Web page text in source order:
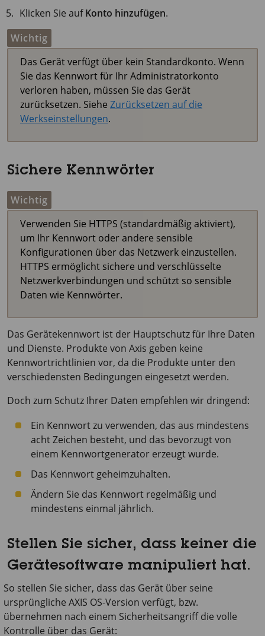
Klicken Sie aufKonto hinzufügen.
Wichtig
Das Gerät verfügt über kein Standardkonto. Wenn
Sie das Kennwort für Ihr Administratorkonto
verloren haben, müssen Sie das Gerät
zurücksetzen. Siehe Zurücksetzen auf die
Werkseinstellungen.
Sichere Kennwörter
Wichtig
Verwenden Sie HTTPS (standardmäßig aktiviert),
um Ihr Kennwort oder andere sensible
Konfigurationen über das Netzwerk einzustellen.
HTTPS ermöglicht sichere und verschlüsselte
Netzwerkverbindungen und schützt so sensible
Daten wie Kennwörter.
Das Gerätekennwort ist der Hauptschutz für Ihre Daten
und Dienste. Produkte von Axis geben keine
Kennwortrichtlinien vor, da die Produkte unter den
verschiedensten Bedingungen eingesetzt werden.
Doch zum Schutz Ihrer Daten empfehlen wir dringend:
Ein Kennwort zu verwenden, das aus mindestens
acht Zeichen besteht, und das bevorzugt von
einem Kennwortgenerator erzeugt wurde.
Das Kennwort geheimzuhalten.
Ändern Sie das Kennwort regelmäßig und
mindestens einmal jährlich.
Stellen Sie sicher, dass keiner die
Gerätesoftware manipuliert hat.
So stellen Sie sicher, dass das Gerät über seine
ursprüngliche AXIS OS-Version verfügt, bzw.
übernehmen nach einem Sicherheitsangriff die volle
Kontrolle über das Gerät: